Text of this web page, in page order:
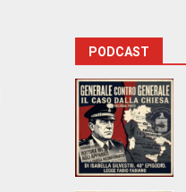
PODCAST